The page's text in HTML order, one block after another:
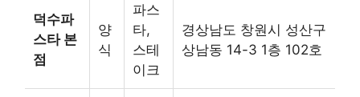
덕수파
스타 본
점
양
식
파스
타,
스테
이크
경상남도 창원시 성산구
상남동 14-3 1층 102호